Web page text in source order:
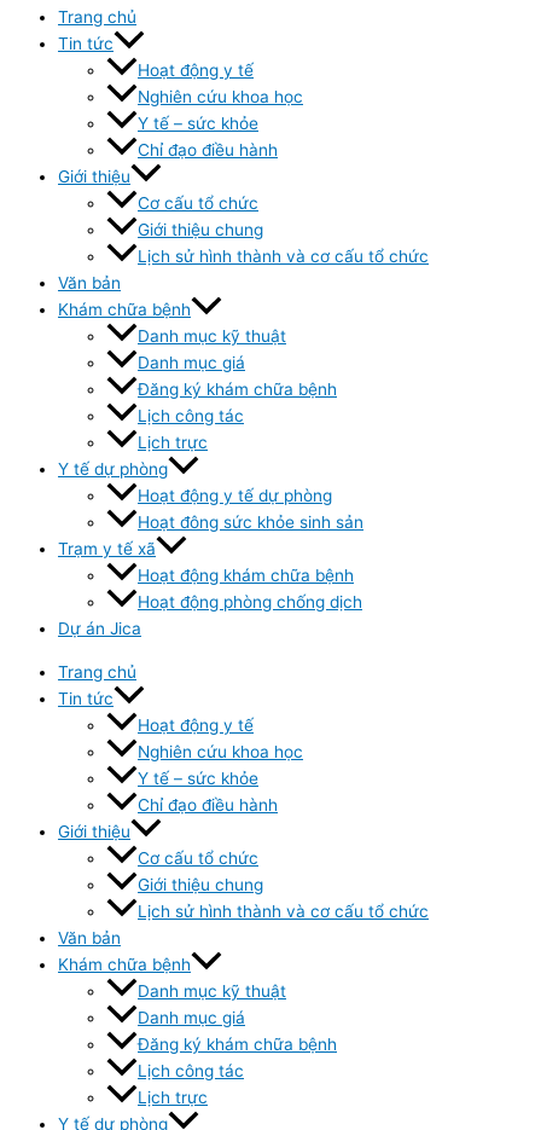
Trang chủ
Tin tức
Hoạt động y tế
Nghiên cứu khoa học
Y tế – sức khỏe
Chỉ đạo điều hành
Giới thiệu
Cơ cấu tổ chức
Giới thiệu chung
Lịch sử hình thành và cơ cấu tổ chức
Văn bản
Khám chữa bệnh
Danh mục kỹ thuật
Danh mục giá
Đăng ký khám chữa bệnh
Lịch công tác
Lịch trực
Y tế dự phòng
Hoạt động y tế dự phòng
Hoạt đông sức khỏe sinh sản
Trạm y tế xã
Hoạt động khám chữa bệnh
Hoạt động phòng chống dịch
Dự án Jica
Trang chủ
Tin tức
Hoạt động y tế
Nghiên cứu khoa học
Y tế – sức khỏe
Chỉ đạo điều hành
Giới thiệu
Cơ cấu tổ chức
Giới thiệu chung
Lịch sử hình thành và cơ cấu tổ chức
Văn bản
Khám chữa bệnh
Danh mục kỹ thuật
Danh mục giá
Đăng ký khám chữa bệnh
Lịch công tác
Lịch trực
Y tế dự phòng